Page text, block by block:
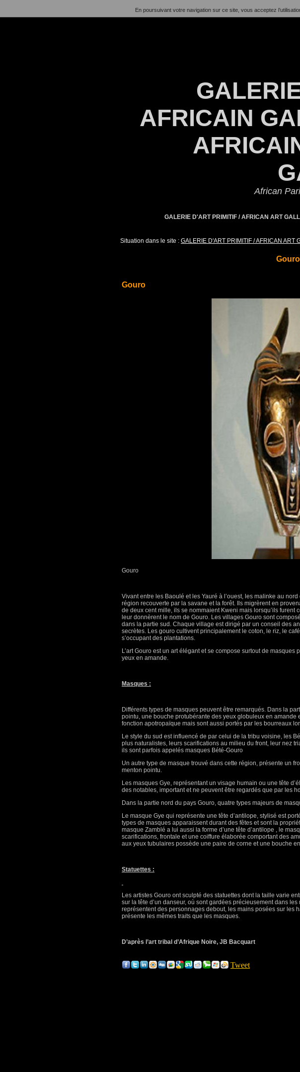
En poursuivant votre navigation sur ce site, vous acceptez
AFRICAIN
African
GALERIE D'ART PRIMITIF / AFRICAN ART
Situation dans le site : GALERIE D'ART PRIMITIF / AFRICAN ART
Gouro
Gouro
Gouro
Vivant entre les Baoulé et les Yauré à l’ouest, les malinke au
région recouverte par la savane et la forêt. Ils migrèrent en
de deux cent mille, ils se nommaient Kweni mais lorsqu’ils
leur donnèrent le nom de Gouro. Les villages Gouro sont
dans la partie sud. Chaque village est dirigé par un conseil des
secrètes. Les gouro cultivent principalement le coton, le riz, le
s’occupant des plantations.
L’art Gouro est un art élégant et se compose surtout de
yeux en amande.
Masques :
Différents types de masques peuvent être remarqués. Dans la
pointu, une bouche protubérante des yeux globuleux en amande
fonction apotropaïque mais sont aussi portés par les bourreaux
Le style du sud est influencé de par celui de la tribu voisine, les
plus naturalistes, leurs scarifications au milieu du front, leur nez
ils sont parfois appelés masques Bété-Gouro
Un autre type de masque trouvé dans cette région, présente un
menton pointu.
Les masques Gye, représentant un visage humain ou une tête
des notables, important et ne peuvent être regardés que par les
Dans la partie nord du pays Gouro, quatre types majeurs de
Le masque Gye qui représente une tête d’antilope, stylisé est
types de masques apparaissent durant des fêtes et sont la
masque Zamblé a lui aussi la forme d’une tête d’antilope , le
scarifications, frontale et une coiffure élaborée comportant des
aux yeux tubulaires possède une paire de corne et une bouche
Statuettes :
Les artistes Gouro ont sculpté des statuettes dont la taille varie
sur la tête d’un danseur, où sont gardées précieusement dans
représentent des personnages debout, les mains posées sur les
présente les mêmes traits que les masques.
D’après l’art tribal d’Afrique Noire, JB Bacquart
Tweet